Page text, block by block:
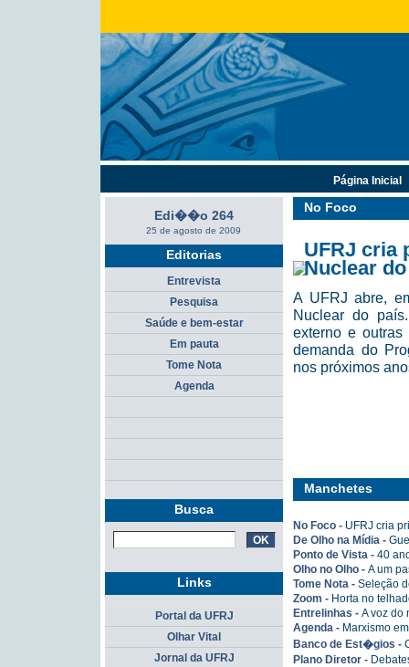
No Foco
UFRJ cria
Nuclear
A UFRJ abre,
Nuclear do
externo e
demanda do
nos próximos
Manchetes
No Foco - UFRJ cria
De Olho na Mídia -
Ponto de Vista - 40
Olho no Olho - A um
Tome Nota - Seleção
Zoom - Horta no
Entrelinhas - A voz do
Agenda - Marxismo
Banco de Est�gios -
Plano Diretor -
Edi��o 264
25 de agosto de 2009
Editorias
Entrevista
Pesquisa
Saúde e bem-estar
Em pauta
Tome Nota
Agenda
Busca
Página Inicial
Links
Portal da UFRJ
Olhar Vital
Jornal da UFRJ